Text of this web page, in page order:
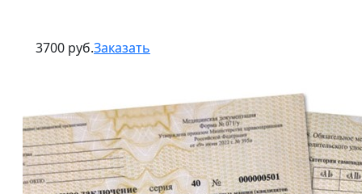
3700 руб.Заказать